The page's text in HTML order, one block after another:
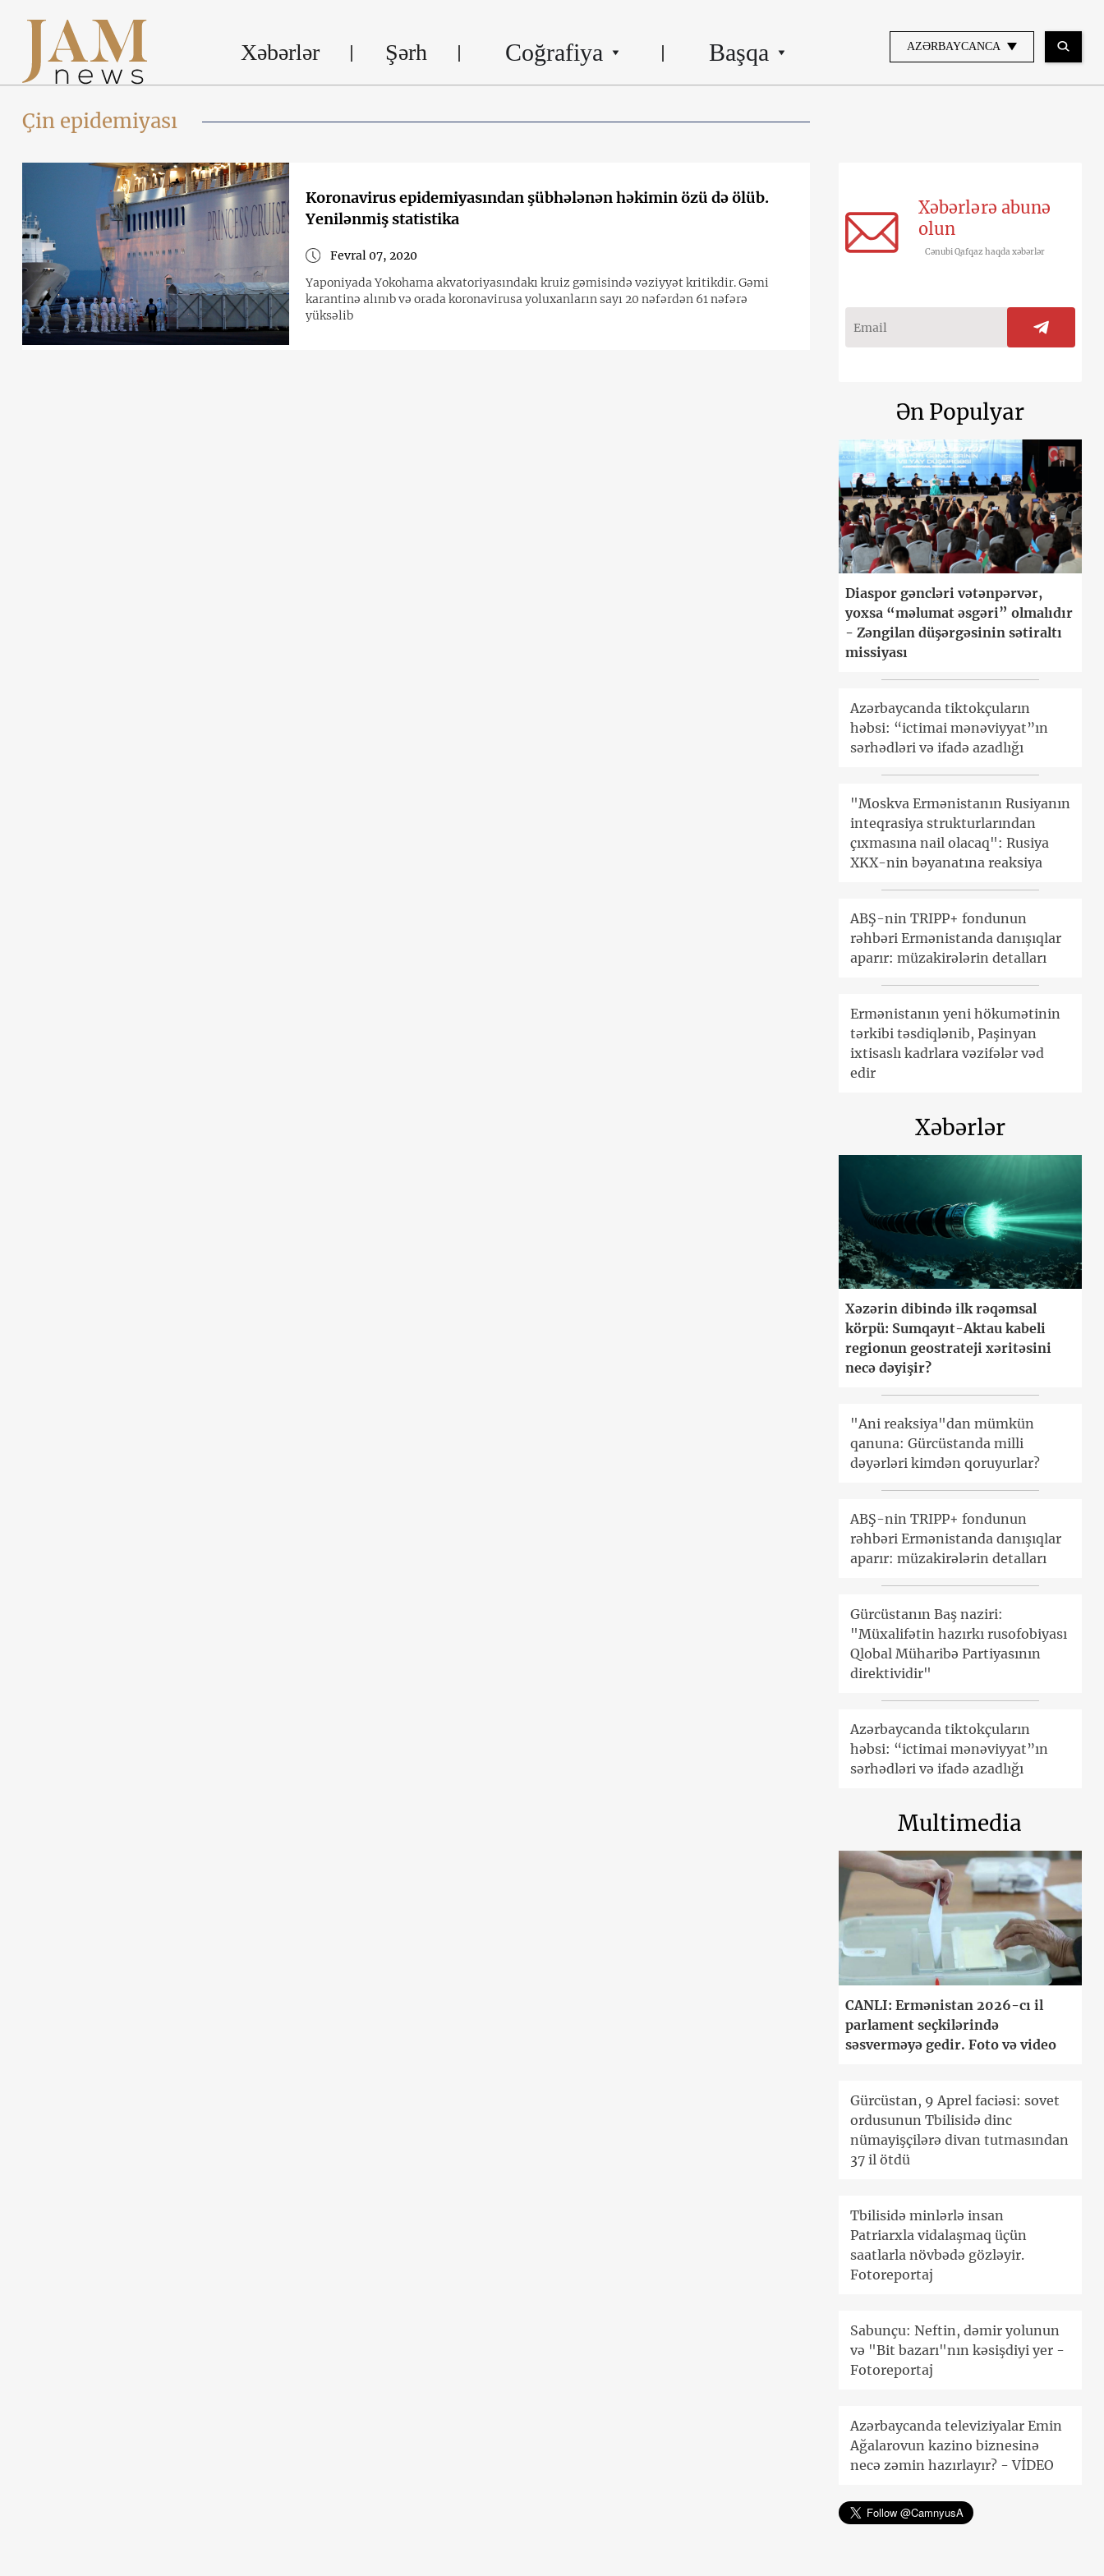
Xəbərlər Şərh Coğrafiya Başqa AZƏRBAYCANCA
Çin epidemiyası
Koronavirus epidemiyasından şübhələnən həkimin özü də ölüb.
Yenilənmiş statistika
Fevral 07, 2020
Yaponiyada Yokohama akvatoriyasındakı kruiz gəmisində vəziyyət kritikdir. Gəmi
karantinə alınıb və orada koronavirusa yoluxanların sayı 20 nəfərdən 61 nəfərə
yüksəlib
Xəbərlərə abunə
olun
Cənubi Qafqaz haqda xəbərlər
Ən Populyar
Diaspor gəncləri vətənpərvər,
yoxsa “məlumat əsgəri” olmalıdır
- Zəngilan düşərgəsinin sətiraltı
missiyası
Azərbaycanda tiktokçuların
həbsi: “ictimai mənəviyyat”ın
sərhədləri və ifadə azadlığı
"Moskva Ermənistanın Rusiyanın
inteqrasiya strukturlarından
çıxmasına nail olacaq": Rusiya
XKX-nin bəyanatına reaksiya
ABŞ-nin TRIPP+ fondunun
rəhbəri Ermənistanda danışıqlar
aparır: müzakirələrin detalları
Ermənistanın yeni hökumətinin
tərkibi təsdiqlənib, Paşinyan
ixtisaslı kadrlara vəzifələr vəd
edir
Xəbərlər
Xəzərin dibində ilk rəqəmsal
körpü: Sumqayıt-Aktau kabeli
regionun geostrateji xəritəsini
necə dəyişir?
"Ani reaksiya"dan mümkün
qanuna: Gürcüstanda milli
dəyərləri kimdən qoruyurlar?
ABŞ-nin TRIPP+ fondunun
rəhbəri Ermənistanda danışıqlar
aparır: müzakirələrin detalları
Gürcüstanın Baş naziri:
"Müxalifətin hazırkı rusofobiyası
Qlobal Müharibə Partiyasının
direktividir"
Azərbaycanda tiktokçuların
həbsi: “ictimai mənəviyyat”ın
sərhədləri və ifadə azadlığı
Multimedia
CANLI: Ermənistan 2026-cı il
parlament seçkilərində
səsverməyə gedir. Foto və video
Gürcüstan, 9 Aprel faciəsi: sovet
ordusunun Tbilisidə dinc
nümayişçilərə divan tutmasından
37 il ötdü
Tbilisidə minlərlə insan
Patriarxla vidalaşmaq üçün
saatlarla növbədə gözləyir.
Fotoreportaj
Sabunçu: Neftin, dəmir yolunun
və "Bit bazarı"nın kəsişdiyi yer -
Fotoreportaj
Azərbaycanda televiziyalar Emin
Ağalarovun kazino biznesinə
necə zəmin hazırlayır? - VİDEO